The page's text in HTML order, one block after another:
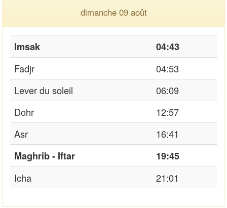
dimanche 09 août
Imsak
04:43
Fadjr
04:53
Lever du soleil
06:09
Dohr
12:57
Asr
16:41
Maghrib - Iftar
19:45
Icha
21:01